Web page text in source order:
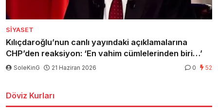
SIYASET
Kılıçdaroğlu’nun canlı yayındaki açıklamalarına
CHP’den reaksiyon: ‘En vahim cümlelerinden biri…’
SoleKinG 21 Haziran 2026 0 52
Döviz Kurları